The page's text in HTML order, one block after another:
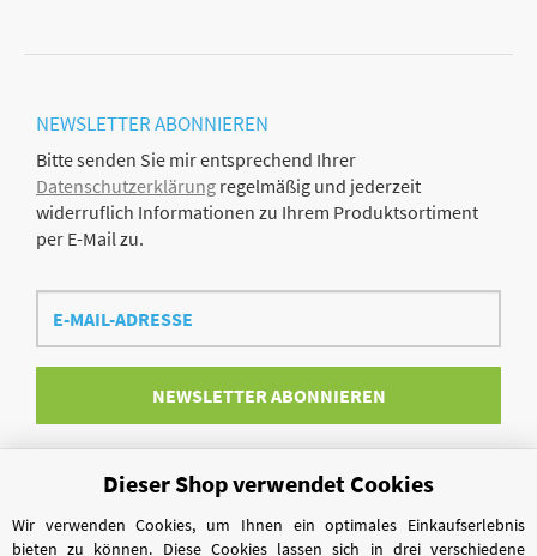
NEWSLETTERABONNIEREN
Bitte senden Sie mir entsprechend Ihrer
Datenschutzerklärung regelmäßig und jederzeit
widerruflich Informationen zu Ihrem Produktsortiment
per E-Mail zu.
E-
Mail-
Adresse
NEWSLETTERABONNIEREN
Vertrag widerrufen
Dieser Shop verwendet Cookies
Wir verwenden Cookies, um Ihnen ein optimales Einkaufserlebnis
bieten zu können. Diese Cookies lassen sich in drei verschiedene